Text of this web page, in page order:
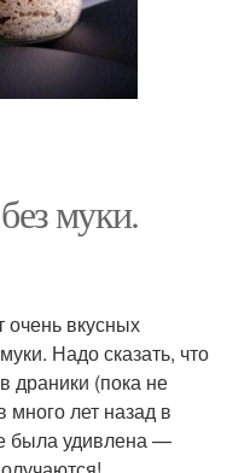
муки.
вкусных
Надо сказать, что
драники (пока не
лет назад в
была удивлена —